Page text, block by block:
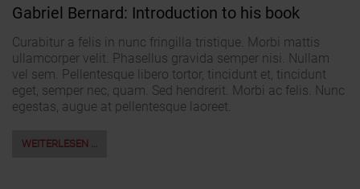
Gabriel Bernard: Introduction to his book
Curabitur a felis in nunc fringilla tristique. Morbi mattis
ullamcorper velit. Phasellus gravida semper nisi. Nullam
vel sem. Pellentesque libero tortor, tincidunt et, tincidunt
eget, semper nec, quam. Sed hendrerit. Morbi ac felis. Nunc
egestas, augue at pellentesque laoreet.
WEITERLESEN …